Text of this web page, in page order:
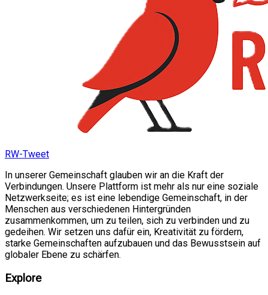
RW-Tweet
In unserer Gemeinschaft glauben wir an die Kraft der
Verbindungen. Unsere Plattform ist mehr als nur eine soziale
Netzwerkseite; es ist eine lebendige Gemeinschaft, in der
Menschen aus verschiedenen Hintergründen
zusammenkommen, um zu teilen, sich zu verbinden und zu
gedeihen. Wir setzen uns dafür ein, Kreativität zu fördern,
starke Gemeinschaften aufzubauen und das Bewusstsein auf
globaler Ebene zu schärfen.
Explore